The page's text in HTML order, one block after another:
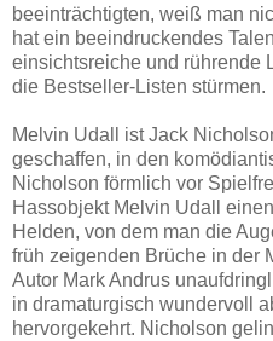
beeinträchtigten, weiß man
hat ein beeindruckendes
einsichtsreiche und rührende
die Bestseller-Listen stürmen.
Melvin Udall ist Jack
geschaffen, in den
Nicholson förmlich vor
Hassobjekt Melvin Udall
Helden, von dem man die
früh zeigenden Brüche in der
Autor Mark Andrus
in dramaturgisch wundervoll
hervorgekehrt. Nicholson